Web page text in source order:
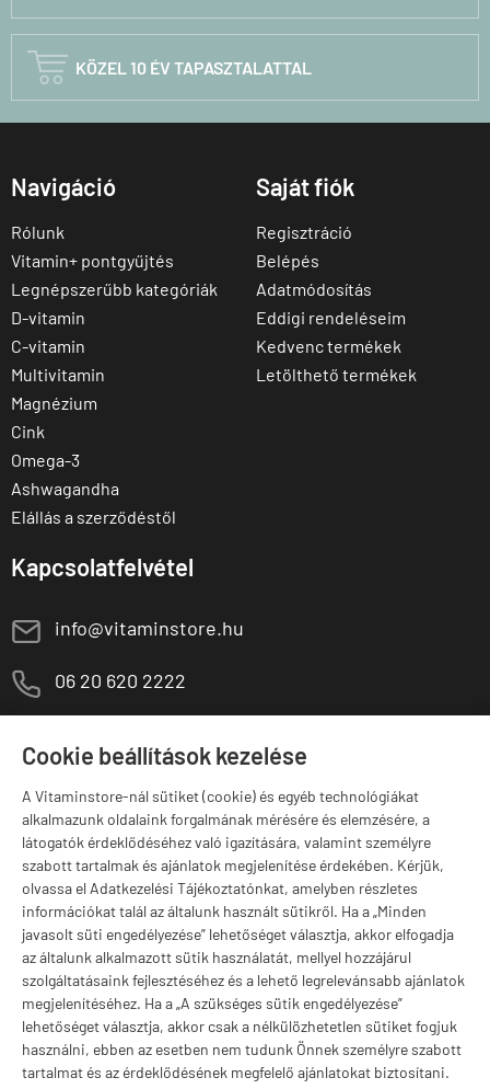
Cookie beállítások kezelése
A Vitaminstore-nál sütiket (cookie) és egyéb technológiákat
alkalmazunk oldalaink forgalmának mérésére és elemzésére, a
látogatók érdeklődéséhez való igazítására, valamint személyre
szabott tartalmak és ajánlatok megjelenítése érdekében. Kérjük,
olvassa el Adatkezelési Tájékoztatónkat, amelyben részletes
információkat talál az általunk használt sütikről. Ha a „Minden
javasolt süti engedélyezése” lehetőséget választja, akkor elfogadja
az általunk alkalmazott sütik használatát, mellyel hozzájárul
szolgáltatásaink fejlesztéséhez és a lehető legrelevánsabb ajánlatok
megjelenítéséhez. Ha a „A szükséges sütik engedélyezése”
lehetőséget választja, akkor csak a nélkülözhetetlen sütiket fogjuk
használni, ebben az esetben nem tudunk Önnek személyre szabott
tartalmat és az érdeklődésének megfelelő ajánlatokat biztosítani.
 KÖZEL 10 ÉV TAPASZTALATTAL
Navigáció
Rólunk
Vitamin+ pontgyűjtés
Legnépszerűbb kategóriák
D-vitamin
C-vitamin
Multivitamin
Magnézium
Cink
Omega-3
Ashwagandha
Elállás a szerződéstől
Saját fiók
Regisztráció
Belépés
Adatmódosítás
Eddigi rendeléseim
Kedvenc termékek
Letölthető termékek
Kapcsolatfelvétel
E info@vitaminstore.hu
M 06 20 620 2222
Szugló u. 83-85.
Márkák
Valuta választás